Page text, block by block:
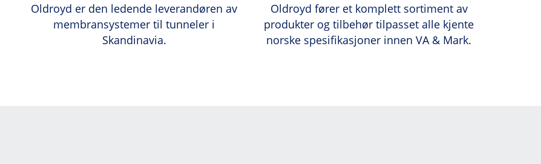
Oldroyd er den ledende leverandøren av
membransystemer til tunneler i
Skandinavia.
Oldroyd fører et komplett sortiment av
produkter og tilbehør tilpasset alle kjente
norske spesifikasjoner innen VA & Mark.